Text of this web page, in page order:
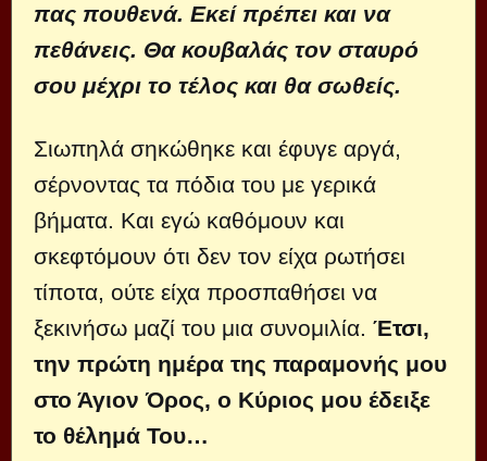
πας πουθενά. Εκεί πρέπει και να
πεθάνεις. Θα κουβαλάς τον σταυρό
σου μέχρι το τέλος και θα σωθείς.
Σιωπηλά σηκώθηκε και έφυγε αργά,
σέρνοντας τα πόδια του με γερικά
βήματα. Και εγώ καθόμουν και
σκεφτόμουν ότι δεν τον είχα ρωτήσει
τίποτα, ούτε είχα προσπαθήσει να
ξεκινήσω μαζί του μια συνομιλία. Έτσι,
την πρώτη ημέρα της παραμονής μου
στο Άγιον Όρος, ο Κύριος μου έδειξε
το θέλημά Του…